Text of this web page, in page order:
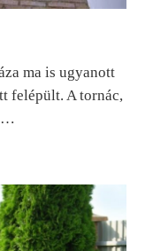
ma is ugyanott
felépült. A tornác,